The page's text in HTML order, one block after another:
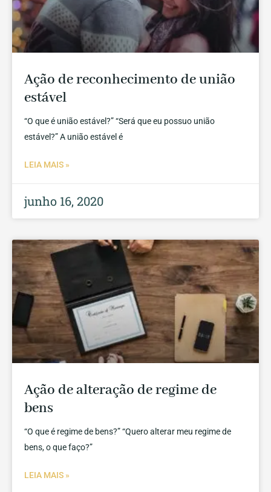
Ação de reconhecimento de união
estável
“O que é união estável?” “Será que eu possuo união
estável?” A união estável é
LEIA MAIS »
junho 16, 2020
Ação de alteração de regime de
bens
“O que é regime de bens?” “Quero alterar meu regime de
bens, o que faço?”
LEIA MAIS »